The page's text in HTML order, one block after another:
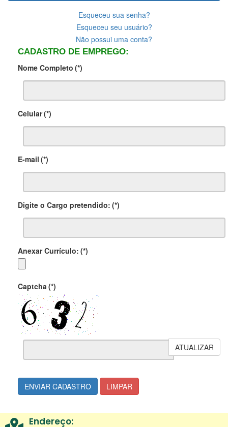
Esqueceu sua senha?
Esqueceu seu usuário?
Não possui uma conta?
CADASTRO DE EMPREGO:
Nome Completo (*)
Celular(*)
E-mail (*)
Digite o Cargo pretendido: (*)
Anexar Currículo: (*)
Captcha (*)
ATUALIZAR
ENVIAR CADASTRO LIMPAR
Endereço: